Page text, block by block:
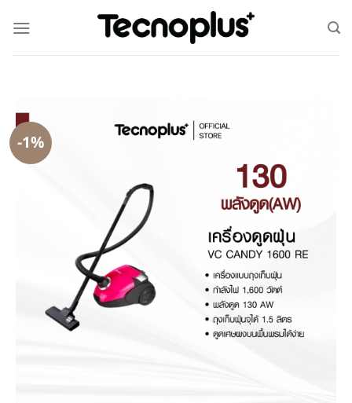
-1%
-1%